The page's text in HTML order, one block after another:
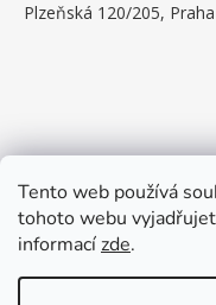
Tento web používá
tohoto webu
informacízde.
Plzeňská 120/205,